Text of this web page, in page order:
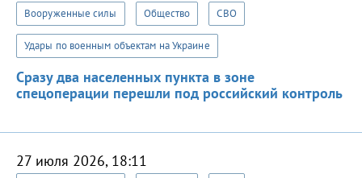
Вооруженные силы Общество СВО
Удары по военным объектам на Украине
Сразу два населенных пункта в зоне
спецоперации перешли под российский контроль
27 июля 2026, 18:11